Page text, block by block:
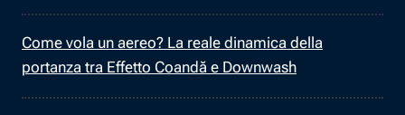
Come vola un aereo? La reale dinamica della
portanza tra Effetto Coandă e Downwash